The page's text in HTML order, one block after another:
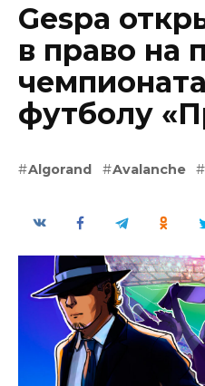
Gespa
в право на
футболу
Algorand Avalanche